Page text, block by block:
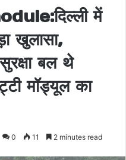
में
खुलासा,
बल थे
मॉड्यूल का
0 11 2 minutes read